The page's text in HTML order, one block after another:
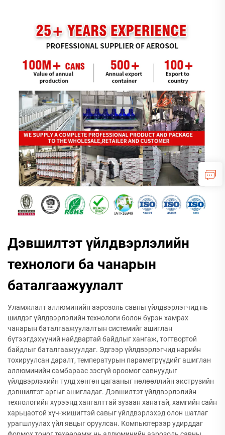
Дэвшилтэт үйлдвэрлэлийн
технологи ба чанарын
баталгаажуулалт
Уламжлалт аллюминийн аэрозоль савны үйлдвэрлэгчид нь
шилдэг үйлдвэрлэлийн технологи болон бүрэн хамрах
чанарын баталгаажуулалтын системийг ашиглан
бүтээгдэхүүний найдвартай байдлыг хангаж, тогтвортой
байдлыг баталгаажуулдаг. Эдгээр үйлдвэрлэгчид нарийн
тохируулсан даралт, температурын параметрүүдийг ашиглан
аллюминийн самбараас зэсгүй ороомог савнуудыг
үйлдвэрлэхийн тулд хөнгөн цагааныг нөлөөллийн экструзийн
дэвшилтэт аргыг ашигладаг. Дэвшилтэт үйлдвэрлэлийн
технологийн хүрээнд хангалттай зузаан ханатай, хамгийн сайн
харьцаотой хүч-жишигтэй савыг үйлдвэрлэхэд олон шатлаг
урагшлуулах үйл явцыг оруулсан. Компьютерээр удирддаг